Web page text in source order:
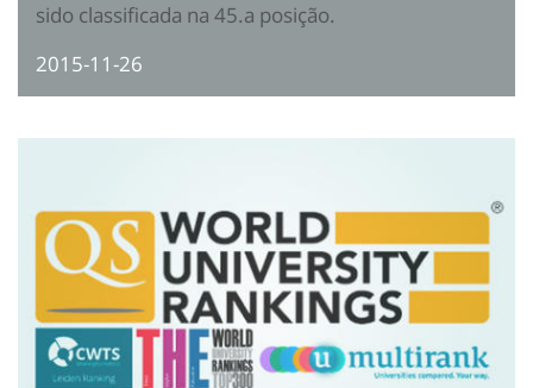
sido classificada na 45.a posição.
2015-11-26